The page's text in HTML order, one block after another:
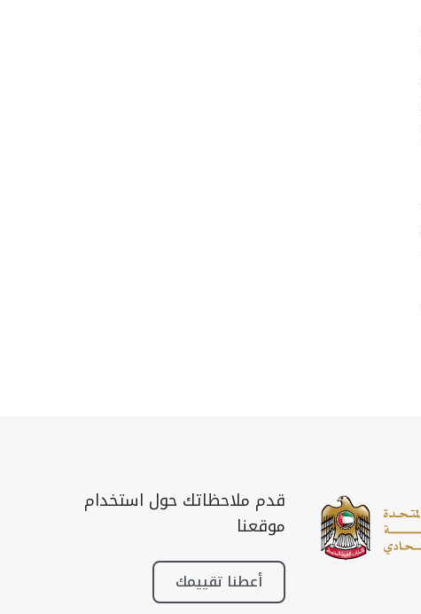
قدم ملاحظاتك حول استخدام
موقعنا
أعطنا تقييمك